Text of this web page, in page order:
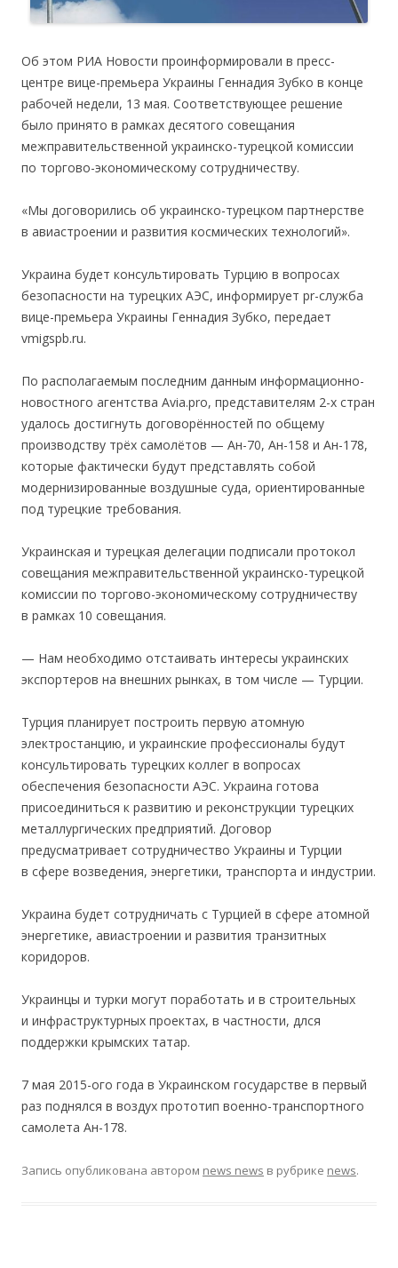
Об этом РИА Новости проинформировали в пресс-
центре вице-премьера Украины Геннадия Зубко в конце
рабочей недели, 13 мая. Соответствующее решение
было принято в рамках десятого совещания
межправительственной украинско-турецкой комиссии
по торгово-экономическому сотрудничеству.
«Мы договорились об украинско-турецком партнерстве
в авиастроении и развития космических технологий».
Украина будет консультировать Турцию в вопросах
безопасности на турецких АЭС, информирует pr-служба
вице-премьера Украины Геннадия Зубко, передает
vmigspb.ru.
По располагаемым последним данным информационно-
новостного агентства Avia.pro, представителям 2-х стран
удалось достигнуть договорённостей по общему
производству трёх самолётов — Ан-70, Ан-158 и Ан-178,
которые фактически будут представлять собой
модернизированные воздушные суда, ориентированные
под турецкие требования.
Украинская и турецкая делегации подписали протокол
совещания межправительственной украинско-турецкой
комиссии по торгово-экономическому сотрудничеству
в рамках 10 совещания.
— Нам необходимо отстаивать интересы украинских
экспортеров на внешних рынках, в том числе — Турции.
Турция планирует построить первую атомную
электростанцию, и украинские профессионалы будут
консультировать турецких коллег в вопросах
обеспечения безопасности АЭС. Украина готова
присоединиться к развитию и реконструкции турецких
металлургических предприятий. Договор
предусматривает сотрудничество Украины и Турции
в сфере возведения, энергетики, транспорта и индустрии.
Украина будет сотрудничать с Турцией в сфере атомной
энергетике, авиастроении и развития транзитных
коридоров.
Украинцы и турки могут поработать и в строительных
и инфраструктурных проектах, в частности, длся
поддержки крымских татар.
7 мая 2015-ого года в Украинском государстве в первый
раз поднялся в воздух прототип военно-транспортного
самолета Ан-178.
Запись опубликована автором news news в рубрике news.